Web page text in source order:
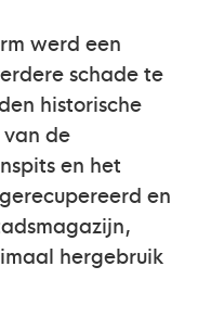
werd een
schade te
historische
de
en het
en
hergebruik